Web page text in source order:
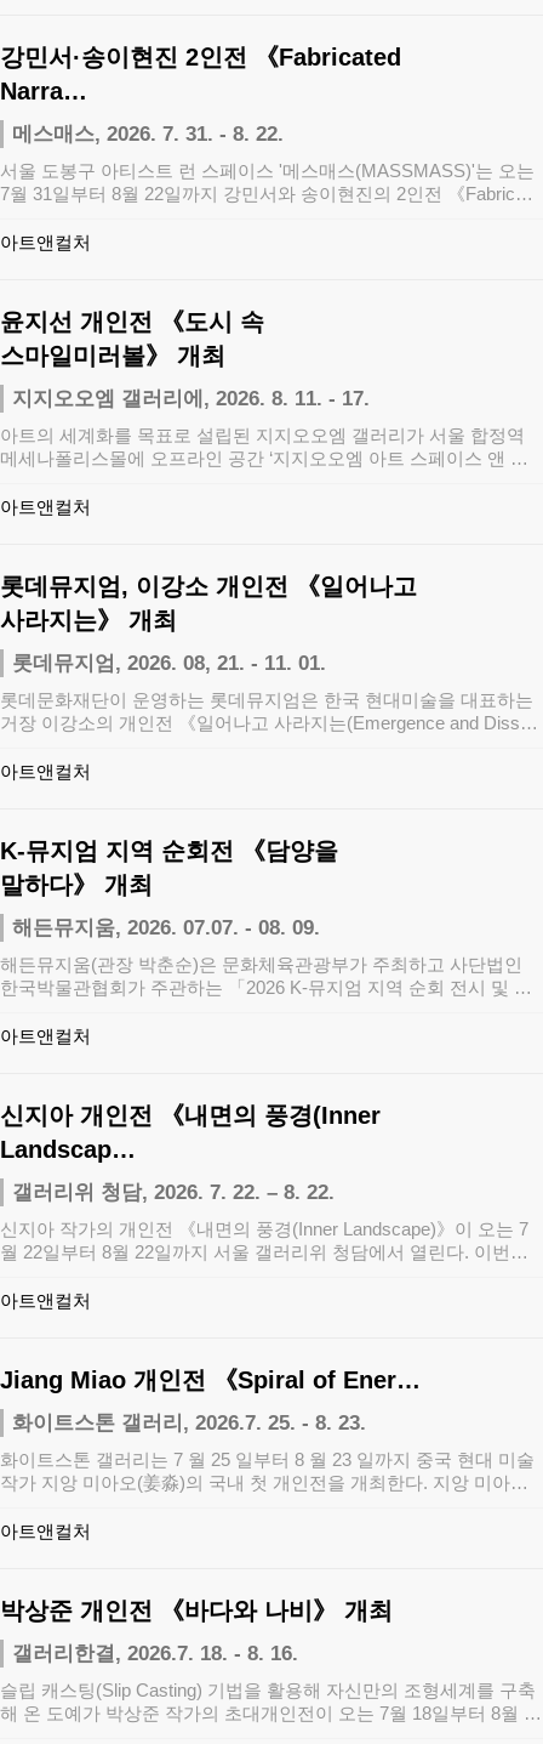
강민서·송이현진 2인전 《Fabricated
Narra…
메스매스, 2026. 7. 31. - 8. 22.
서울 도봉구 아티스트 런 스페이스 '메스매스(MASSMASS)'는 오는
7월 31일부터 8월 22일까지 강민서와 송이현진의 2인전 《Fabric…
아트앤컬처
윤지선 개인전 《도시 속
스마일미러볼》 개최
지지오오엠 갤러리에, 2026. 8. 11. - 17.
아트의 세계화를 목표로 설립된 지지오오엠 갤러리가 서울 합정역
메세나폴리스몰에 오프라인 공간 ‘지지오오엠 아트 스페이스 앤 갤
아트앤컬처
롯데뮤지엄, 이강소 개인전 《일어나고
사라지는》 개최
롯데뮤지엄, 2026. 08, 21. - 11. 01.
롯데문화재단이 운영하는 롯데뮤지엄은 한국 현대미술을 대표하는
거장 이강소의 개인전 《일어나고 사라지는(Emergence and Dissolu
아트앤컬처
K-뮤지엄 지역 순회전 《담양을
말하다》 개최
해든뮤지움, 2026. 07.07. - 08. 09.
해든뮤지움(관장 박춘순)은 문화체육관광부가 주최하고 사단법인
한국박물관협회가 주관하는 「2026 K-뮤지엄 지역 순회 전시 및 투
아트앤컬처
신지아 개인전 《내면의 풍경(Inner
Landscap…
갤러리위 청담, 2026. 7. 22. – 8. 22.
신지아 작가의 개인전 《내면의 풍경(Inner Landscape)》이 오는 7
월 22일부터 8월 22일까지 서울 갤러리위 청담에서 열린다. 이번…
아트앤컬처
Jiang Miao 개인전 《Spiral of Ener…
화이트스톤 갤러리, 2026.7. 25. - 8. 23.
화이트스톤 갤러리는 7 월 25 일부터 8 월 23 일까지 중국 현대 미술
작가 지앙 미아오(姜淼)의 국내 첫 개인전을 개최한다. 지앙 미아오
아트앤컬처
박상준 개인전 《바다와 나비》 개최
갤러리한결, 2026.7. 18. - 8. 16.
슬립 캐스팅(Slip Casting) 기법을 활용해 자신만의 조형세계를 구축
해 온 도예가 박상준 작가의 초대개인전이 오는 7월 18일부터 8월 …